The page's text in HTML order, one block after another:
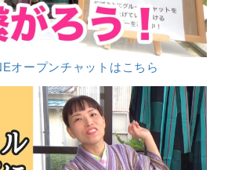
オープンチャットはこちら